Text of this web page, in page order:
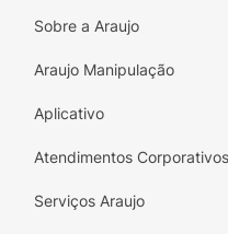
Sobre a Araujo
Araujo Manipulação
Aplicativo
Atendimentos
Serviços Araujo